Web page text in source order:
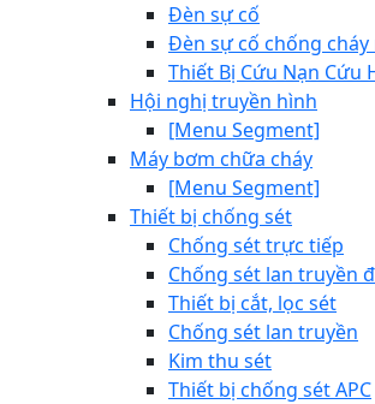
Đèn sự cố
Đèn sự cố chống cháy
Thiết Bị Cứu Nạn Cứu
Hội nghị truyền hình
[Menu Segment]
Máy bơm chữa cháy
[Menu Segment]
Thiết bị chống sét
Chống sét trực tiếp
Chống sét lan truyền
Thiết bị cắt, lọc sét
Chống sét lan truyền
Kim thu sét
Thiết bị chống sét APC